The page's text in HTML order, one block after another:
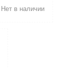
Нет в наличии